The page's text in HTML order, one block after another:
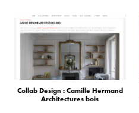
Collab Design : Camille Hermand
Architectures bois